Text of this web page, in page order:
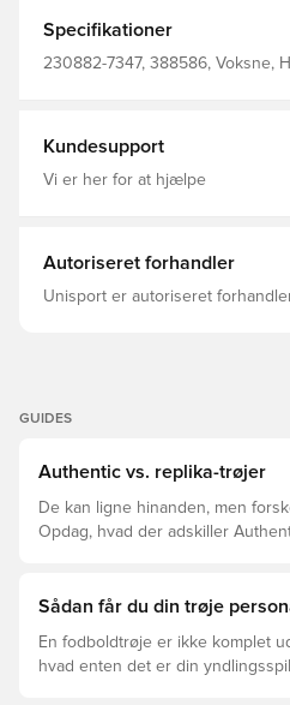
Specifikationer
230882-7347, 388586, Voksne,
Kundesupport
Vi er her for at hjælpe
Autoriseret forhandler
Unisport er autoriseret
GUIDES
Authentic vs. replika-trøjer
De kan ligne hinanden, men
Opdag, hvad der adskiller
Sådan får du din trøje
En fodboldtrøje er ikke komplet
hvad enten det er din